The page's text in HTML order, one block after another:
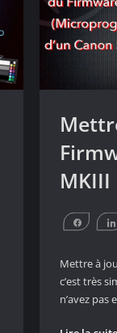
MKIII
Partagez
Mettre à
c’est très
n’avez pas